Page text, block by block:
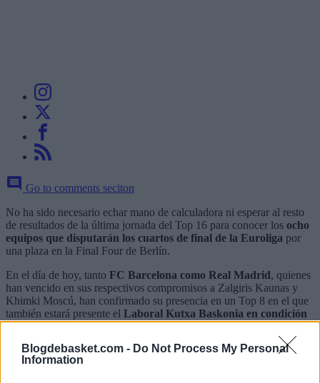
Blogdebasket.com - Do Not Process My Personal
Information
Go to comments seciton
No ha sido necesario echar mano de calculadora ni esperar al resto
de resultados de la última jornada del Top 16 para conocer los ocho
equipos que disputarán los cuartos de final de la Euroliga por
una plaza en la Final Four de Berlín.
En el día de hoy, tanto FC Barcelona como Real Madrid, quienes
han vencido en sus respectivos compromisos a Zalgiris Kaunas y
Khimki Moscú, han confirmado su presencia en un Top 8 en el que
también estará presente el Laboral Kutxa Baskonia en condición
de cabeza de seriepese a caer derrotado en la cancha del Brose